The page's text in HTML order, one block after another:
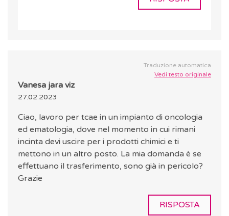
Traduzione automatica
Vedi testo originale
Vanesa jara viz
27.02.2023
Ciao, lavoro per tcae in un impianto di oncologia
ed ematologia, dove nel momento in cui rimani
incinta devi uscire per i prodotti chimici e ti
mettono in un altro posto. La mia domanda è se
effettuano il trasferimento, sono già in pericolo?
Grazie
RISPOSTA